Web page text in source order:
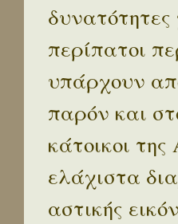
περίπατοι
υπάρχουν
παρόν και
κάτοικοι
ελάχιστα
αστικής